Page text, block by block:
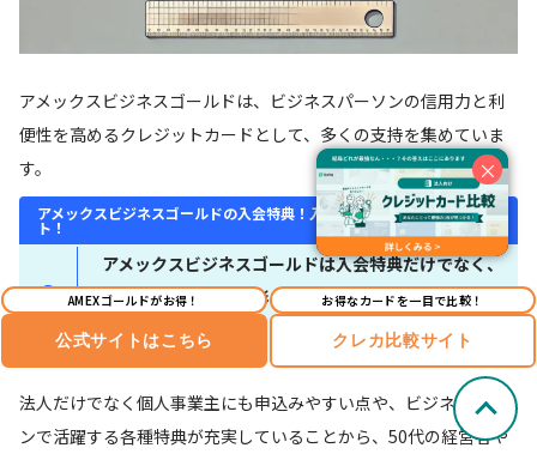
アメックスビジネスゴールドは、ビジネスパーソンの信用力と利
便性を高めるクレジットカードとして、多くの支持を集めていま
す。
アメックスビジネスゴールドの入会特典！入会特典以外の魅力ポイン
ト！
アメックスビジネスゴールドは入会特典だけでなく、
ビジネスにおける多彩なサービスや柔軟な利用条件
が高く評価されています。
法人だけでなく個人事業主にも申込みやすい点や、ビジネスシー
ンで活躍する各種特典が充実していることから、50代の経営者や
×
AMEXゴールドがお得！
公式サイトはこちら
お得なカードを一目で比較！
クレカ比較サイト